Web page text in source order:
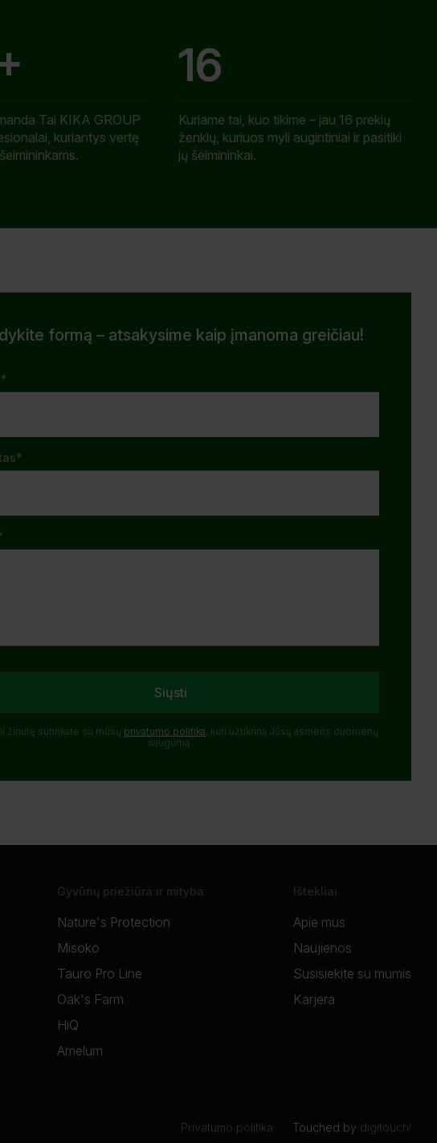
Tai KIKA GROUP
kuriantys vertę
16
Kuriame tai, kuo tikime – jau 16 prekių
ženklų, kuriuos myli augintiniai ir pasitiki
jų šeimininkai.
formą – atsakysime kaip įmanoma greičiau!
Siųsti
žinutę sutinkate su mūsų privatumo politika, kuri užtikrina Jūsų asmens duomenų
saugumą.
Gyvūnų priežiūra ir mityba
Nature's Protection
Misoko
Tauro Pro Line
Oak's Farm
HiQ
Amelum
Ištekliai
Apie mus
Naujienos
Susisiekite su mumis
Karjera
Privatumo politika Touched by digitouch!